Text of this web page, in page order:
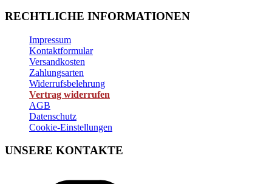
RECHTLICHE INFORMATIONEN
Impressum
Kontaktformular
Versandkosten
Zahlungsarten
Widerrufsbelehrung
Vertrag widerrufen
AGB
Datenschutz
Cookie-Einstellungen
UNSERE KONTAKTE